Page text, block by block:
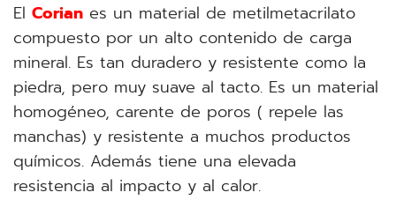
El Corian es un material de metilmetacrilato
compuesto por un alto contenido de carga
mineral. Es tan duradero y resistente como la
piedra, pero muy suave al tacto. Es un material
homogéneo, carente de poros ( repele las
manchas) y resistente a muchos productos
químicos. Además tiene una elevada
resistencia al impacto y al calor.